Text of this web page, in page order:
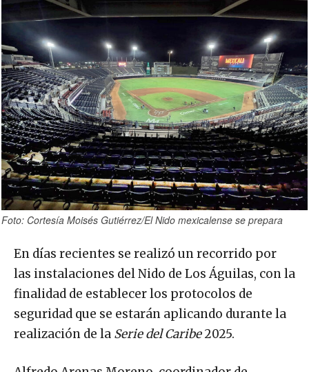
Foto: Cortesía Moisés Gutiérrez/El Nido mexicalense se prepara
En días recientes se realizó un recorrido por
las instalaciones del Nido de Los Águilas, con la
finalidad de establecer los protocolos de
seguridad que se estarán aplicando durante la
realización de la Serie del Caribe2025.